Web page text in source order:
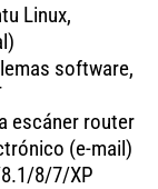
Linux,
software,
escáner router
(e-mail)
8/7/XP